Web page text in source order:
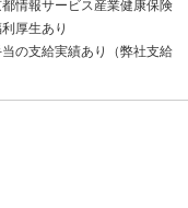
情報サービス産業健康保険
厚生あり
の支給実績あり（弊社支給